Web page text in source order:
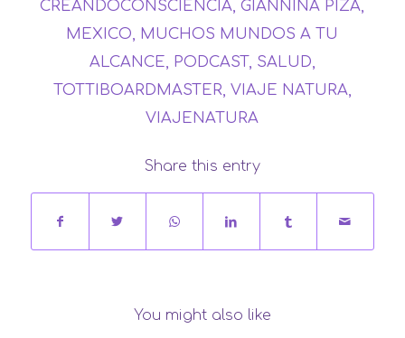
CREANDOCONSCIENCIA ,GIANNINA PIZA
MEXICO
MUCHOS MUNDOS A TU
ALCANCE
PODCAST, SALUD
TOTTIBOARDMASTER VIAJE NATURA
VIAJENATURA
Share this entry
You might also like